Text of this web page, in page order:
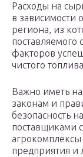
Расходы на
в зависимости
региона, из
поставляемого
факторов
чистого топлива
Важно иметь
законам и
безопасность
поставщиками
предприятия и